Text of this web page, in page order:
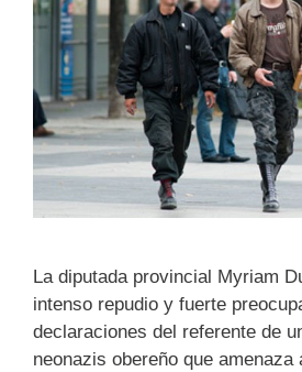
La diputada provincial Myriam
intenso repudio y fuerte
declaraciones del referente de
neonazis obereño que amenaza